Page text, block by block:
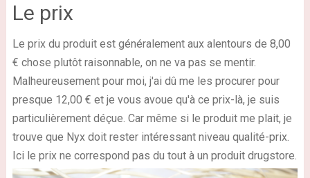
Le prix
Le prix du produit est généralement aux alentours de 8,00
€ chose plutôt raisonnable, on ne va pas se mentir.
Malheureusement pour moi, j'ai dû me les procurer pour
presque 12,00 € et je vous avoue qu'à ce prix-là, je suis
particulièrement déçue. Car même si le produit me plait, je
trouve que Nyx doit rester intéressant niveau qualité-prix.
Ici le prix ne correspond pas du tout à un produit drugstore.